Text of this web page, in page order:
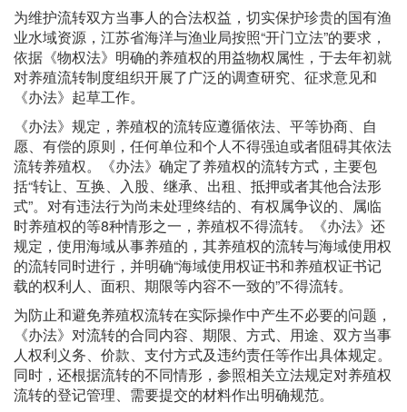
为维护流转双方当事人的合法权益，切实保护珍贵的国有渔
业水域资源，江苏省海洋与渔业局按照“开门立法”的要求，
依据《物权法》明确的养殖权的用益物权属性，于去年初就
对养殖流转制度组织开展了广泛的调查研究、征求意见和
《办法》起草工作。
《办法》规定，养殖权的流转应遵循依法、平等协商、自
愿、有偿的原则，任何单位和个人不得强迫或者阻碍其依法
流转养殖权。《办法》确定了养殖权的流转方式，主要包
括“转让、互换、入股、继承、出租、抵押或者其他合法形
式”。对有违法行为尚未处理终结的、有权属争议的、属临
时养殖权的等8种情形之一，养殖权不得流转。《办法》还
规定，使用海域从事养殖的，其养殖权的流转与海域使用权
的流转同时进行，并明确“海域使用权证书和养殖权证书记
载的权利人、面积、期限等内容不一致的”不得流转。
为防止和避免养殖权流转在实际操作中产生不必要的问题，
《办法》对流转的合同内容、期限、方式、用途、双方当事
人权利义务、价款、支付方式及违约责任等作出具体规定。
同时，还根据流转的不同情形，参照相关立法规定对养殖权
流转的登记管理、需要提交的材料作出明确规范。